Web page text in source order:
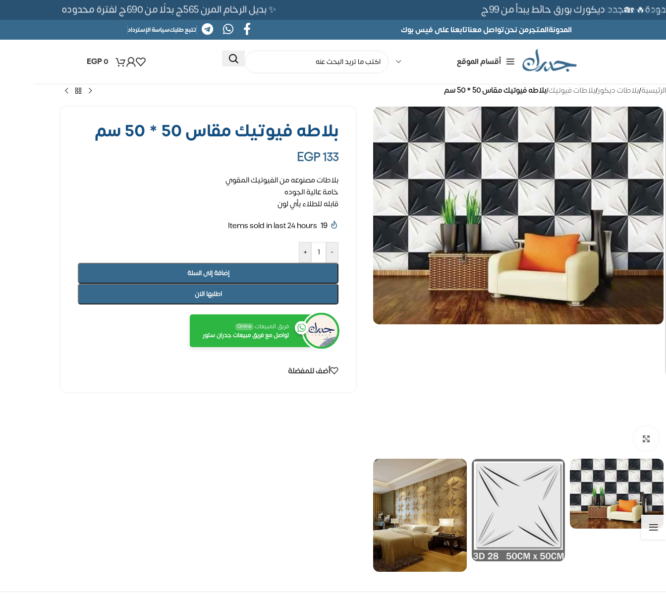
Skip to navigation
Skip to main content
✨ بديل الرخام المرن 565ج بدلًا من 690ج لفترة محدوده 🏡جدد ديكورك بورق حائط يبدأ من 99ج
المدونةالمتجرمن نحنتواصل معناتابعنا على فيس بوك تتبع طلبكسياسة الإسترداد
أقسام الموقع EGP0
الرئيسية/بلاطات ديكور/بلاطات فيوتيك/بلاطه فيوتيك مقاس 50 * 50 سم
بلاطه فيوتيك مقاس 50 * 50 سم
EGP133
بلاطات مصنوعه من الفيوتيك المقوي
خامة عالية الجوده
قابله للطلاء بأي لون
19
Items sold in last 24 hours
-
+
إضافة إلى السلة
اطلبها الان
فريق المبيعات Online
تواصل مع فريق مبيعات جدران ستور
أضف للمفضلة